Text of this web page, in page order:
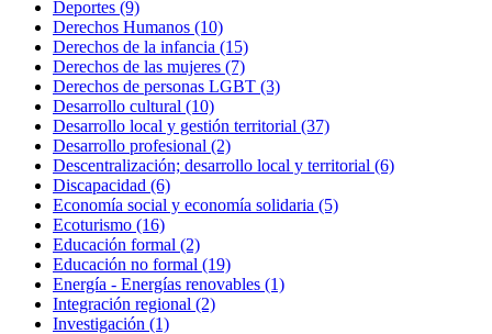
Deportes (9)
Derechos Humanos (10)
Derechos de la infancia (15)
Derechos de las mujeres (7)
Derechos de personas LGBT (3)
Desarrollo cultural (10)
Desarrollo local y gestión territorial (37)
Desarrollo profesional (2)
Descentralización; desarrollo local y territorial (6)
Discapacidad (6)
Economía social y economía solidaria (5)
Ecoturismo (16)
Educación formal (2)
Educación no formal (19)
Energía - Energías renovables (1)
Integración regional (2)
Investigación (1)